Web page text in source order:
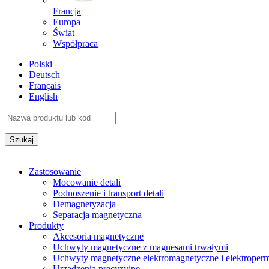
Francja
Europa
Świat
Współpraca
Polski
Deutsch
Français
English
Zastosowanie
Mocowanie detali
Podnoszenie i transport detali
Demagnetyzacja
Separacja magnetyczna
Produkty
Akcesoria magnetyczne
Uchwyty magnetyczne z magnesami trwałymi
Uchwyty magnetyczne elektromagnetyczne i